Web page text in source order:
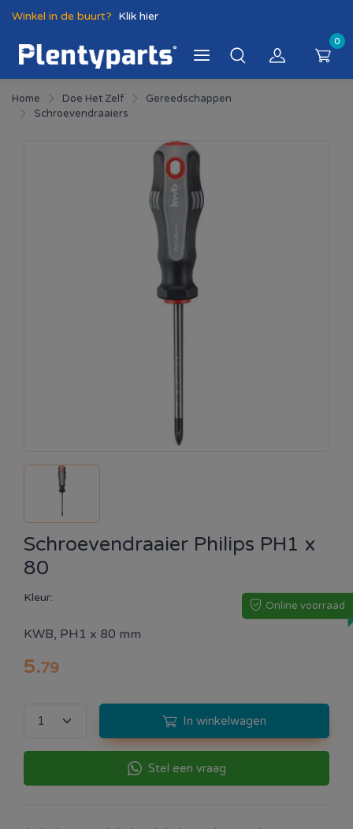
Winkel in de buurt? Klik hier
0
Home Doe Het Zelf
Gereedschappen
Schroevendraaiers
Schroevendraaier Philips PH1 x
80
Kleur:
Online voorraad
KWB, PH1 x 80 mm
5.79
In winkelwagen
Stel een vraag